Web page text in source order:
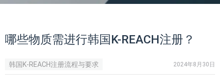
哪些物质需进行韩国K-REACH注册？
韩国K-REACH注册流程与要求 2024年8月30日